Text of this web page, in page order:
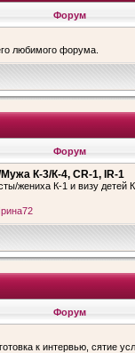
Форум
любимого форума.
Форум
К-3/К-4, CR-1, IR-1
жениха К-1 и визу
Форум
к интервью, сятие